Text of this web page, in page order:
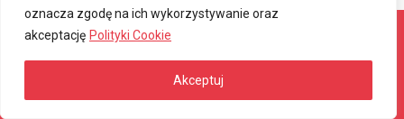
oznacza zgodę na ich wykorzystywanie oraz
akceptację Polityki Cookie
Akceptuj
© 2026 Związkowa Spółdzielnia Mieszkaniowa